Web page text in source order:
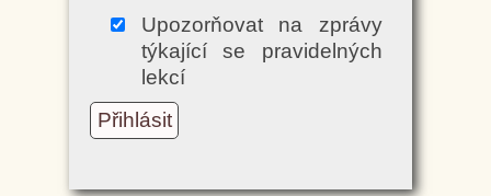
Upozorňovat na zprávy
týkající se pravidelných
lekcí
Přihlásit